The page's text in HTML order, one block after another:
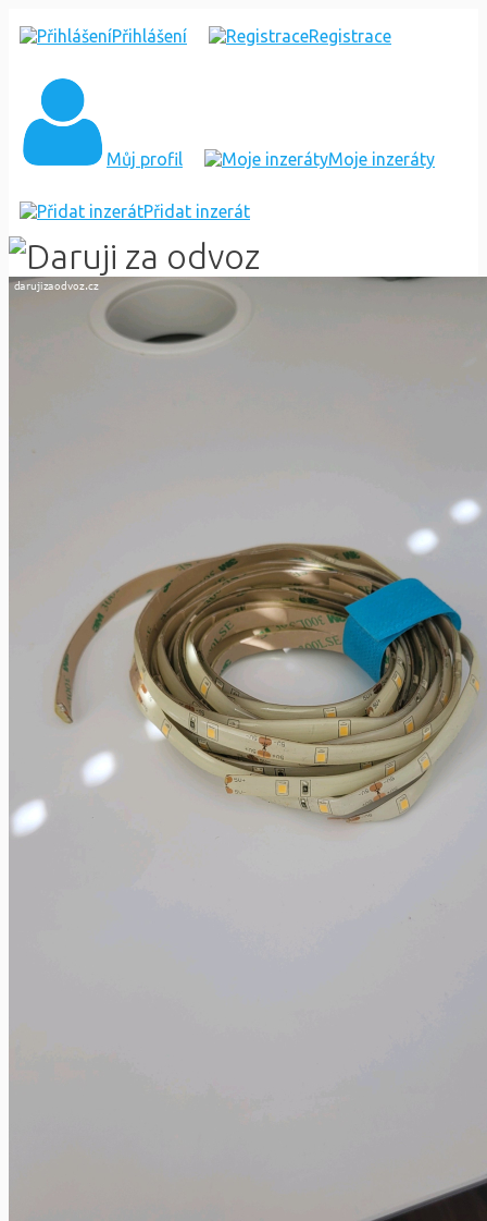
Přihlášení Registrace
Můj profil Moje inzeráty
Přidat inzerát
LED